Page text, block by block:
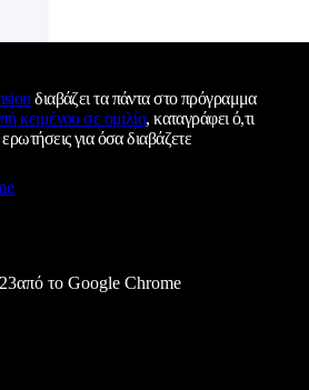
διαβάζει τα πάντα στο πρόγραμμα
κειμένου σε ομιλία, καταγράφει ό,τι
για όσα διαβάζετε
από το Google Chrome